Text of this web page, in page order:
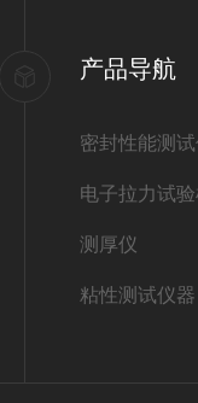
产品导航
密封性能测试
电子拉力试
测厚仪
粘性测试仪器